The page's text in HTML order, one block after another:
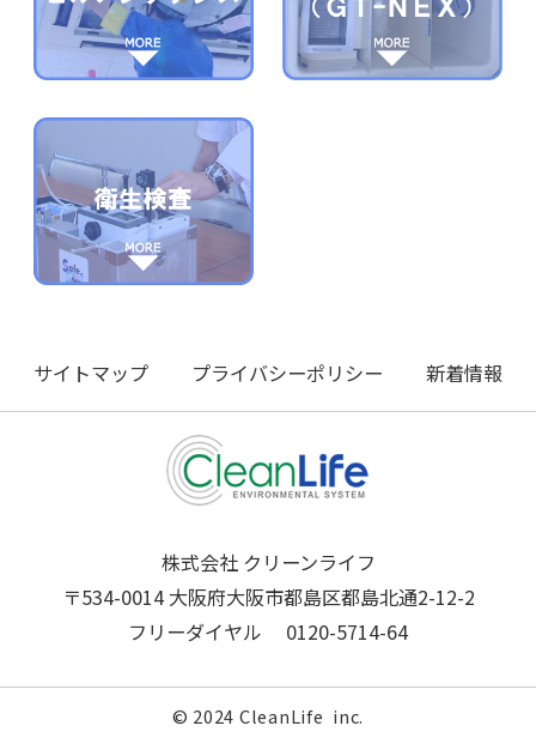
サイトマップ プライバシーポリシー 新着情報
株式会社 クリーンライフ
〒534-0014 大阪府大阪市都島区都島北通2-12-2
フリーダイヤル
0120-5714-64
© 2024 CleanLife inc.